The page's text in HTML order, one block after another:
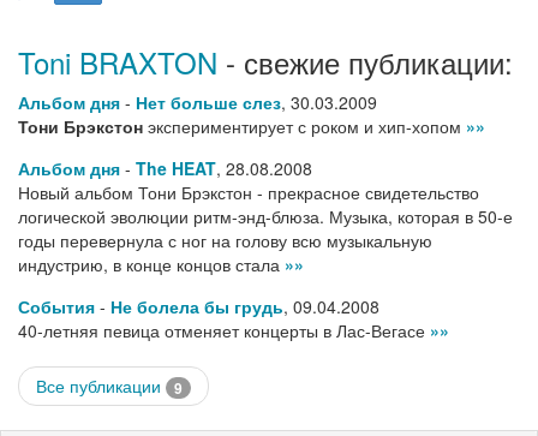
Toni BRAXTON - свежие публикации:
Альбом дня - Нет больше слез, 30.03.2009
Тони Брэкстон экспериментирует с роком и хип-хопом »»
Альбом дня - The HEAT, 28.08.2008
Новый альбом Тони Брэкстон - прекрасное свидетельство
логической эволюции ритм-энд-блюза. Музыка, которая в 50-е
годы перевернула с ног на голову всю музыкальную
индустрию, в конце концов стала »»
События - Не болела бы грудь, 09.04.2008
40-летняя певица отменяет концерты в Лас-Вегасе »»
Все публикации 9